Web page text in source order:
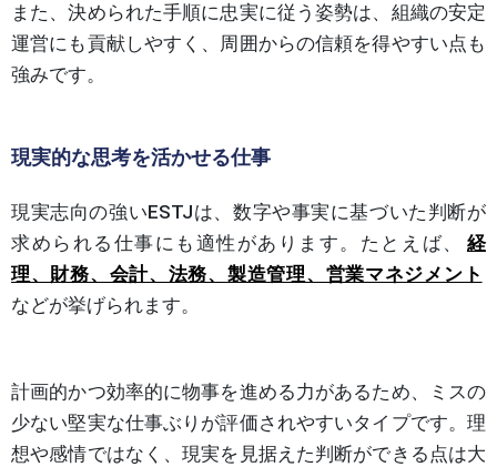
また、決められた手順に忠実に従う姿勢は、組織の安定
運営にも貢献しやすく、周囲からの信頼を得やすい点も
強みです。
現実的な思考を活かせる仕事
現実志向の強いESTJは、数字や事実に基づいた判断が
求められる仕事にも適性があります。たとえば、
経
理、財務、会計、法務、製造管理、営業マネジメント
などが挙げられます。
計画的かつ効率的に物事を進める力があるため、ミスの
少ない堅実な仕事ぶりが評価されやすいタイプです。理
想や感情ではなく、現実を見据えた判断ができる点は大